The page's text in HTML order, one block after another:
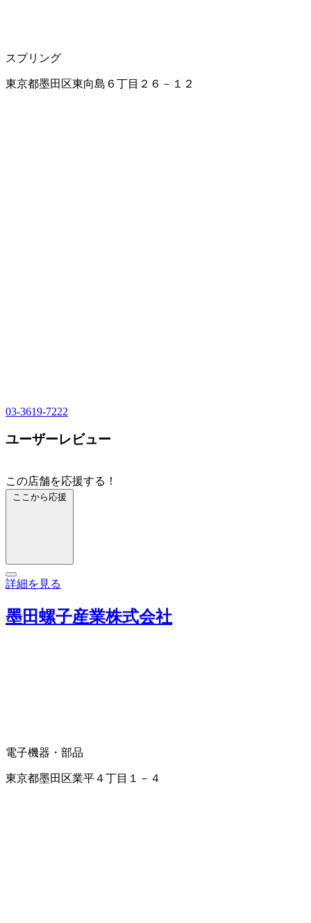
スプリング
東京都墨田区東向島６丁目２６－１２
03-3619-7222
ユーザーレビュー
この店舗を応援する！
ここから応援
詳細を見る
墨田螺子産業株式会社
電子機器・部品
東京都墨田区業平４丁目１－４